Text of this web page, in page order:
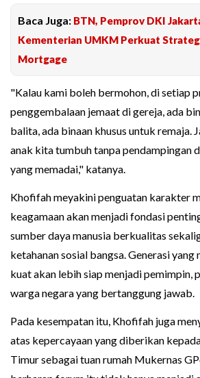
Baca Juga: BTN, Pemprov DKI
Kementerian UMKM Perkuat
Mortgage
"Kalau kami boleh bermohon, di setiap
penggembalaan jemaat di gereja, ada
balita, ada binaan khusus untuk remaja.
anak kita tumbuh tanpa pendampingan
yang memadai," katanya.
Khofifah meyakini penguatan karakter
keagamaan akan menjadi fondasi
sumber daya manusia berkualitas
ketahanan sosial bangsa. Generasi
kuat akan lebih siap menjadi pemimpin,
warga negara yang bertanggung jawab.
Pada kesempatan itu, Khofifah juga
atas kepercayaan yang diberikan
Timur sebagai tuan rumah Mukernas